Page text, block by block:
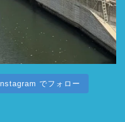
Instagram でフォロー